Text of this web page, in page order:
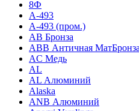
8Ф
A-493
A-493 (пром.)
AB Бронза
ABB Античная МатБронза
AC Медь
AL
AL Алюминий
Alaska
ANB Алюминий